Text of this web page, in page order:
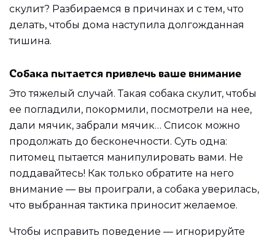
скулит? Разбираемся в причинах и с тем, что
делать, чтобы дома наступила долгожданная
тишина.
Собака пытается привлечь ваше внимание
Это тяжелый случай. Такая собака скулит, чтобы
ее погладили, покормили, посмотрели на нее,
дали мячик, забрали мячик… Список можно
продолжать до бесконечности. Суть одна:
питомец пытается манипулировать вами. Не
поддавайтесь! Как только обратите на него
внимание — вы проиграли, а собака уверилась,
что выбранная тактика приносит желаемое.
Чтобы исправить поведение — игнорируйте